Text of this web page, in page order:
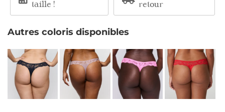
taille !
retour
Autres coloris disponibles